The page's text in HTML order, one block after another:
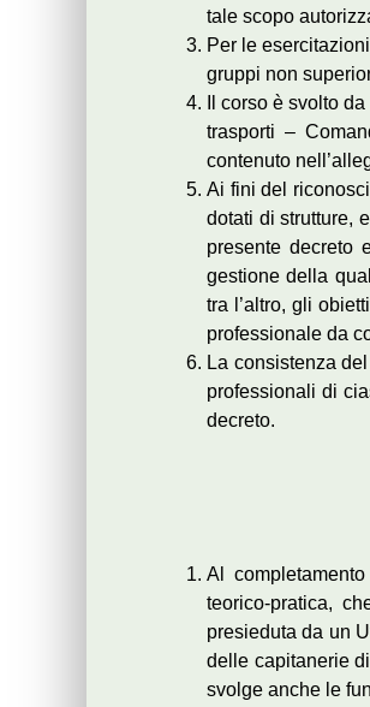
tale scopo
Per le
gruppi non
Il corso è svolto
trasporti –
contenuto
Ai fini del
dotati di strutture,
presente decreto
gestione della
tra l’altro, gli
professionale da
La consistenza
professionali di
decreto.
Al
teorico-pratica,
presieduta da un
delle capitanerie
svolge anche le